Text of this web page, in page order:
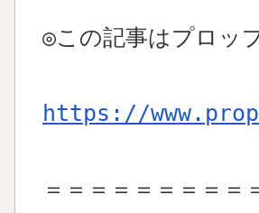
◎この記事はプロッ
https://
＝＝＝＝＝＝＝＝＝